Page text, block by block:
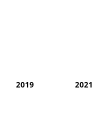
2019 2021